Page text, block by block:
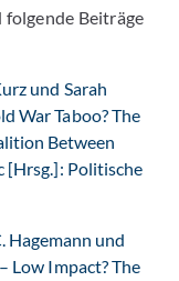
folgende Beiträge
und Sarah
War Taboo? The
Between
[Hrsg.]: Politische
Hagemann und
Low Impact? The